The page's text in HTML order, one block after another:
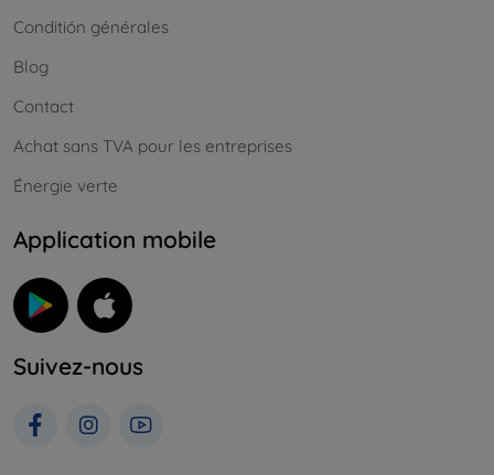
Conditión générales
Blog
Contact
Achat sans TVA pour les entreprises
Énergie verte
Application mobile
Suivez-nous